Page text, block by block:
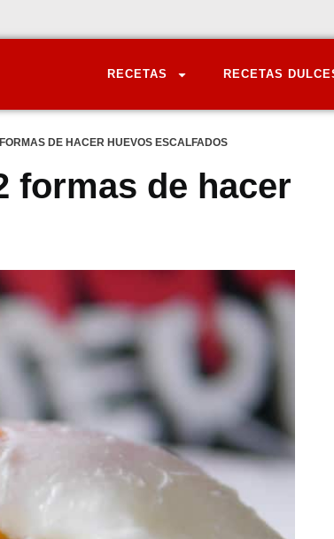
RECETAS RECETAS
DE HACER HUEVOS ESCALFADOS
formas de hacer